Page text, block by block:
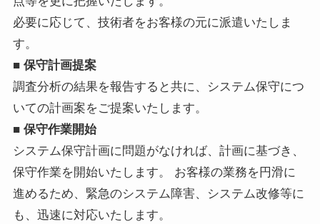
必要に応じて、技術者をお客様の元に派遣いたしま
す。
■ 保守計画提案
調査分析の結果を報告すると共に、システム保守につ
いての計画案をご提案いたします。
■ 保守作業開始
システム保守計画に問題がなければ、計画に基づき、
保守作業を開始いたします。 お客様の業務を円滑に
進めるため、緊急のシステム障害、システム改修等に
も、迅速に対応いたします。